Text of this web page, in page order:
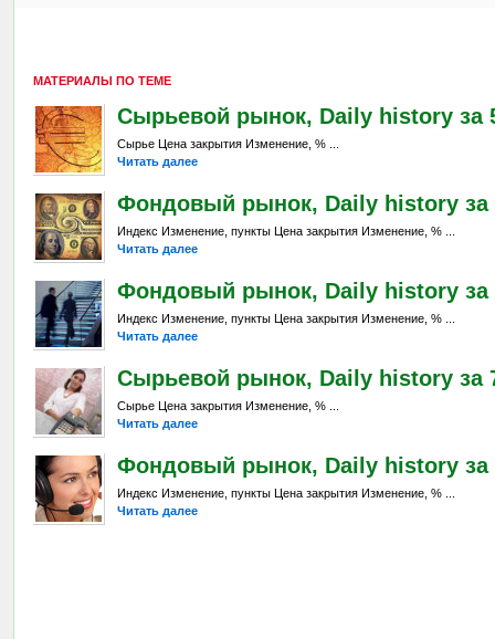
МАТЕРИАЛЫ ПО ТЕМЕ
Сырьевой рынок, Daily history за
Сырье Цена закрытия Изменение, % ...
Читать далее
Фондовый рынок, Daily history за
Индекс Изменение, пункты Цена закрытия Изменение, % ...
Читать далее
Фондовый рынок, Daily history за
Индекс Изменение, пункты Цена закрытия Изменение, % ...
Читать далее
Сырьевой рынок, Daily history за
Сырье Цена закрытия Изменение, % ...
Читать далее
Фондовый рынок, Daily history за
Индекс Изменение, пункты Цена закрытия Изменение, % ...
Читать далее